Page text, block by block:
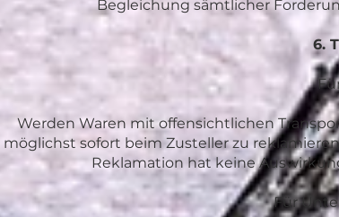
Begleichung sämtlicher
6.
Werden Waren mit offensichtlichen
möglichst sofort beim Zusteller zu
Reklamation hat keine
Für